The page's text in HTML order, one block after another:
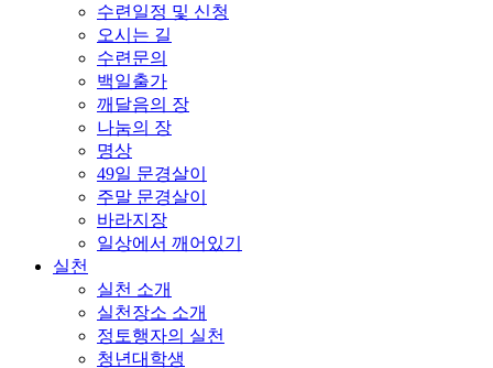
수련일정 및 신청
오시는 길
수련문의
백일출가
깨달음의 장
나눔의 장
명상
49일 문경살이
주말 문경살이
바라지장
일상에서 깨어있기
실천
실천 소개
실천장소 소개
정토행자의 실천
청년대학생